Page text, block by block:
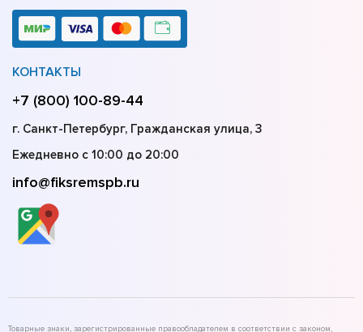
КОНТАКТЫ
+7 (800) 100-89-44
г. Санкт-Петербург, Гражданская улица, 3
Ежедневно с 10:00 до 20:00
info@fiksremspb.ru
Товарные знаки, зарегистрированные правообладателем в соответствии с законом,